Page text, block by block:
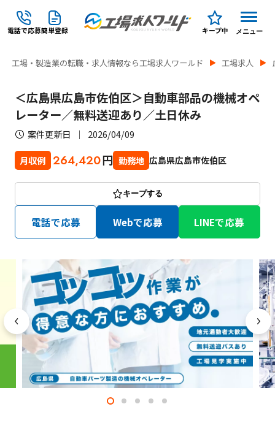
電話で応募簡単登録 キープ中 メニュー
工場・製造業の転職・求人情報なら工場求人ワールド 工場求人
＜広島県広島市佐伯区＞自動車部品の機械オペ
レーター／無料送迎あり／土日休み
案件更新日 2026/04/09
月収例 264,420円 勤務地 広島県広島市佐伯区
キープする
電話で応募 Webで応募 LINEで応募